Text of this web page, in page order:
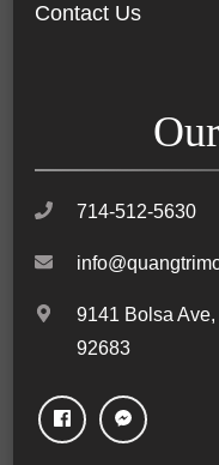
Contact Us
714-512-5630
9141 Bolsa
92683